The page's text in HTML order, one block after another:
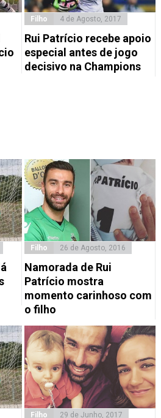
Filho 4 de Agosto, 2017
Rui Patrício recebe apoio
especial antes de jogo
decisivo na Champions
Filho 26 de Agosto, 2016
Namorada de Rui
Patrício mostra
momento carinhoso com
o filho
Filho 29 de Junho, 2017